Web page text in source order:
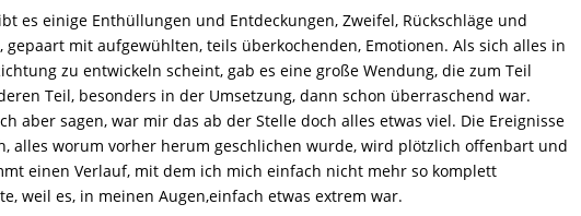
es einige Enthüllungen und Entdeckungen, Zweifel, Rückschläge und
gepaart mit aufgewühlten, teils überkochenden, Emotionen. Als sich alles in
zu entwickeln scheint, gab es eine große Wendung, die zum Teil
Teil, besonders in der Umsetzung, dann schon überraschend war.
aber sagen, war mir das ab der Stelle doch alles etwas viel. Die Ereignisse
alles worum vorher herum geschlichen wurde, wird plötzlich offenbart und
einen Verlauf, mit dem ich mich einfach nicht mehr so komplett
weil es, in meinen Augen,einfach etwas extrem war.